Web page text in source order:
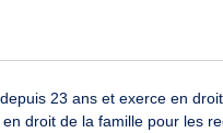
23 ans et exerce en
droit de la famille pour les